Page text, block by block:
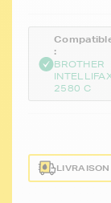
:
BROTHER
2580 C